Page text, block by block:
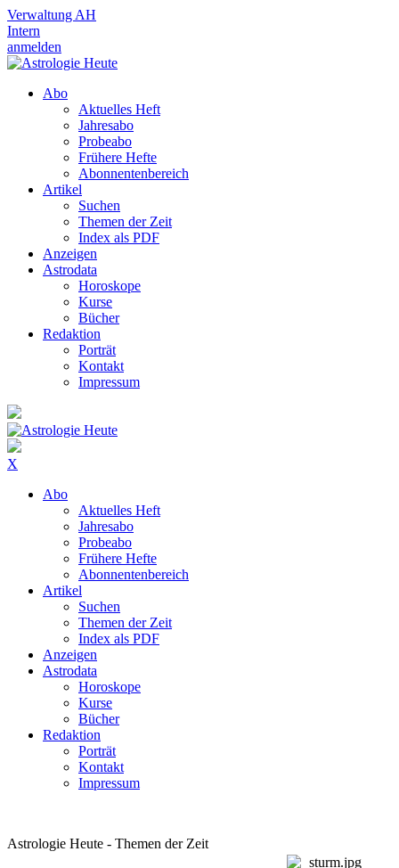
Verwaltung AH
Intern
anmelden
Abo
Aktuelles Heft
Jahresabo
Probeabo
Frühere Hefte
Abonnentenbereich
Artikel
Suchen
Themen der Zeit
Index als PDF
Anzeigen
Astrodata
Horoskope
Kurse
Bücher
Redaktion
Porträt
Kontakt
Impressum
X
Abo
Aktuelles Heft
Jahresabo
Probeabo
Frühere Hefte
Abonnentenbereich
Artikel
Suchen
Themen der Zeit
Index als PDF
Anzeigen
Astrodata
Horoskope
Kurse
Bücher
Redaktion
Porträt
Kontakt
Impressum
Astrologie Heute - Themen der Zeit